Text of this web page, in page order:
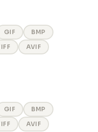
GIF
BMP
AVIF
GIF
BMP
AVIF